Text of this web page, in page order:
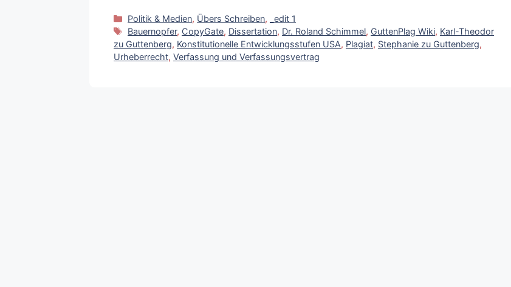
Kategorien
Politik & Medien, Übers Schreiben,
_edit 1
Schlagwörter
Bauernopfer, CopyGate, Dissertation, Dr. Roland Schimmel, GuttenPlag Wiki, Karl-Theodor
zu Guttenberg, Konstitutionelle Entwicklungsstufen USA, Plagiat, Stephanie zu Guttenberg,
Urheberrecht, Verfassung und Verfassungsvertrag